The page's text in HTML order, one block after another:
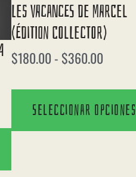
Les Vacances De Marcel
(édition Collector)
$180.00 - $360.00
Seleccionar opciones